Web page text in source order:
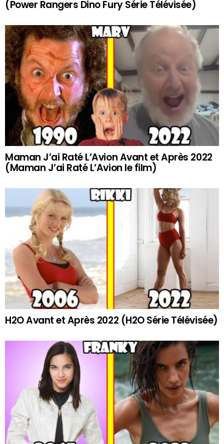
(Power Rangers Dino Fury Série Télévisée)
Maman J’ai Raté L’Avion Avant et Après 2022
(Maman J’ai Raté L’Avion le film)
H2O Avant et Après 2022 (H2O Série Télévisée)